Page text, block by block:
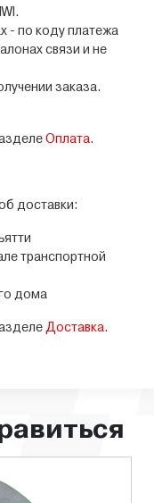
- по коду платежа
связи и не
заказа.
Оплата.
доставки:
транспортной
дома
Доставка.